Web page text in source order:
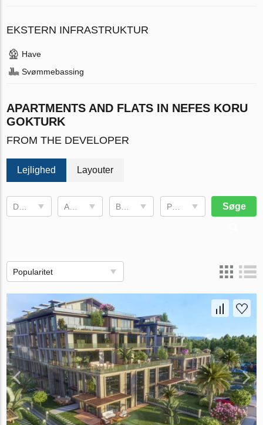
EKSTERN INFRASTRUKTUR
Have
Svømmebassing
APARTMENTS AND FLATS IN NEFES KORU
GOKTURK
FROM THE DEVELOPER
Lejlighed Layouter
Brug plads Pris, € Søge
Popularitet